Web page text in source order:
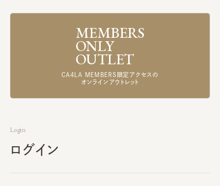
MEMBERS
ONLY
OUTLET
CA4LA MEMBERS限定アクセスの
オンラインアウトレット
Login
ログイン